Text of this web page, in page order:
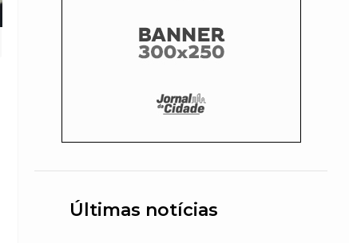
Últimas notícias